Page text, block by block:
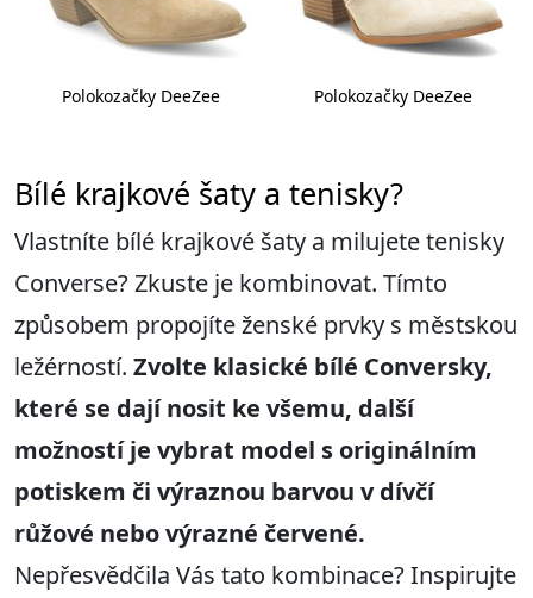
Polokozačky DeeZee Polokozačky DeeZee
Bílé krajkové šaty a tenisky?
Vlastníte bílé krajkové šaty a milujete tenisky
Converse? Zkuste je kombinovat. Tímto
způsobem propojíte ženské prvky s městskou
ležérností. Zvolte klasické bílé Conversky,
které se dají nosit ke všemu, další
možností je vybrat model s originálním
potiskem či výraznou barvou v dívčí
růžové nebo výrazné červené.
Nepřesvědčila Vás tato kombinace? Inspirujte